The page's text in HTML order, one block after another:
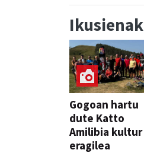
Ikusienak
Gogoan hartu
dute Katto
Amilibia kultur
eragilea